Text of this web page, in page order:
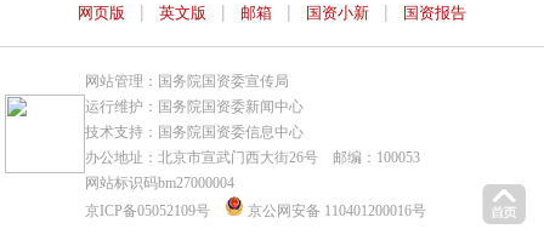
网页版 | 英文版 | 邮箱 | 国资小新 | 国资报告
网站管理：国务院国资委宣传局
运行维护：国务院国资委新闻中心
技术支持：国务院国资委信息中心
办公地址：北京市宣武门西大街26号 邮编：100053
网站标识码bm27000004
京ICP备05052109号
京公网安备 110401200016号